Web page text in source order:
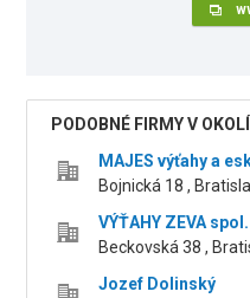
PODOBNÉ FIRMY V OKOLÍ
MAJES výťahy a
Bojnická 18 ,
VÝŤAHY ZEVA
Beckovská 38 ,
Jozef Dolinský